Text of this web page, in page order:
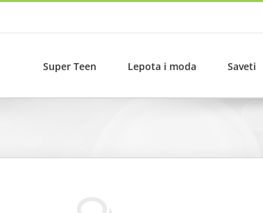
Super Teen Lepota i moda Saveti